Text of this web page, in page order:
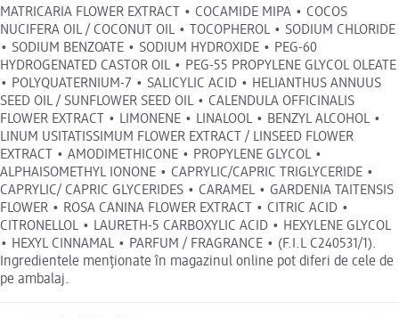
MATRICARIA FLOWER EXTRACT • COCAMIDE MIPA • COCOS
NUCIFERA OIL / COCONUT OIL • TOCOPHEROL • SODIUM CHLORIDE
• SODIUM BENZOATE • SODIUM HYDROXIDE • PEG-60
HYDROGENATED CASTOR OIL • PEG-55 PROPYLENE GLYCOL OLEATE
• POLYQUATERNIUM-7 • SALICYLIC ACID • HELIANTHUS ANNUUS
SEED OIL / SUNFLOWER SEED OIL • CALENDULA OFFICINALIS
FLOWER EXTRACT • LIMONENE • LINALOOL • BENZYL ALCOHOL •
LINUM USITATISSIMUM FLOWER EXTRACT / LINSEED FLOWER
EXTRACT • AMODIMETHICONE • PROPYLENE GLYCOL •
ALPHAISOMETHYL IONONE • CAPRYLIC/CAPRIC TRIGLYCERIDE •
CAPRYLIC/ CAPRIC GLYCERIDES • CARAMEL • GARDENIA TAITENSIS
FLOWER • ROSA CANINA FLOWER EXTRACT • CITRIC ACID •
CITRONELLOL • LAURETH-5 CARBOXYLIC ACID • HEXYLENE GLYCOL
• HEXYL CINNAMAL • PARFUM / FRAGRANCE • (F.I.L C240531/1).
Ingredientele menționate în magazinul online pot diferi de cele de
pe ambalaj.